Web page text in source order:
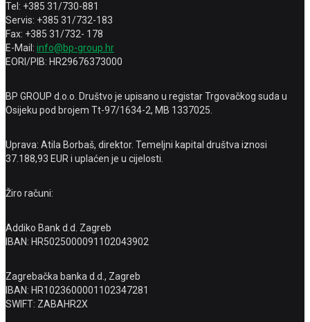
Tel: +385 31/730-881
Servis: +385 31/732-183
Fax: +385 31/732- 178
E-Mail: info@bp-group.hr
EORI/PIB: HR29676373000
BP GROUP d.o.o. Društvo je upisano u registar Trgovačkog suda u
Osijeku pod brojem Tt-97/1634-2, MB 1337025.
Uprava: Atila Borbaš, direktor. Temeljni kapital društva iznosi
37.188,93 EUR i uplaćen je u cijelosti.
Žiro računi:
Addiko Bank d.d. Zagreb
IBAN: HR5025000091102043902
Zagrebačka banka d.d., Zagreb
IBAN: HR1023600001102347281
SWIFT: ZABAHR2X